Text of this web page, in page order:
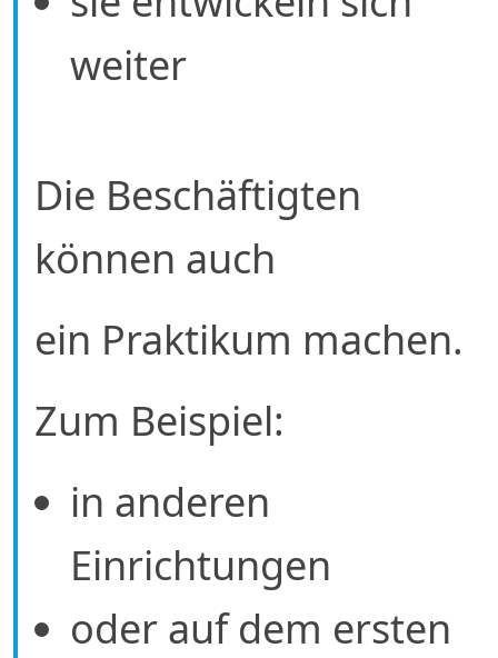
weiter
Die Beschäftigten
können auch
ein Praktikum machen.
Zum Beispiel:
in anderen
Einrichtungen
oder auf dem ersten